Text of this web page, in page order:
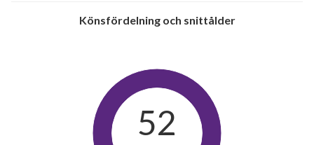
Könsfördelning och snittålder
52